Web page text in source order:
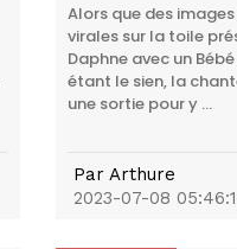
Alors que des
virales sur la toile
Daphne avec un
étant le sien, la
une sortie pour y ...
Par Arthure
2023-07-08